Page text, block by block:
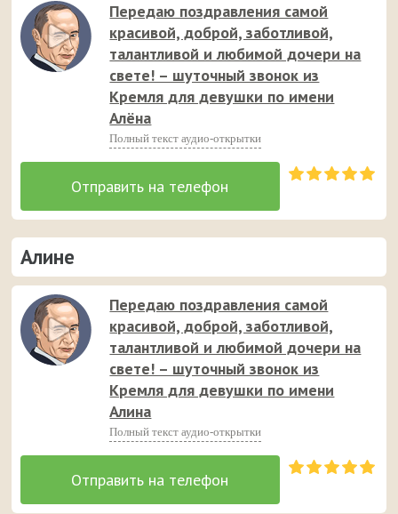
Передаю поздравления самой
красивой, доброй, заботливой,
талантливой и любимой дочери на
свете! – шуточный звонок из
Кремля для девушки по имени
Алёна
Полный текст аудио-открытки
Алине
Передаю поздравления самой
красивой, доброй, заботливой,
талантливой и любимой дочери на
свете! – шуточный звонок из
Кремля для девушки по имени
Алина
Полный текст аудио-открытки